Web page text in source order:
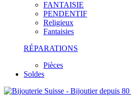
FANTAISIE
PENDENTIF
Religieux
Fantaisies
RÉPARATIONS
Pièces
Soldes